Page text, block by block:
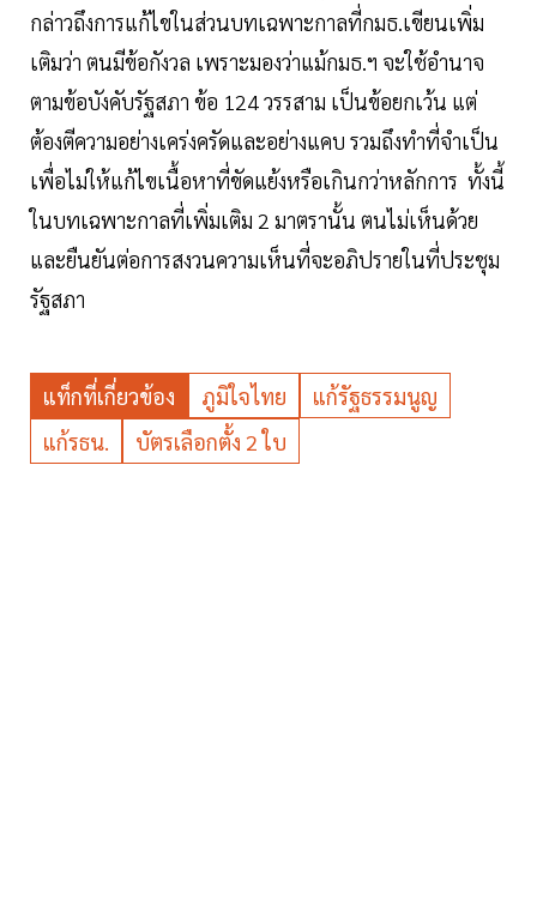
กล่าวถึงการแก้ไขในส่วนบทเฉพาะกาลที่กมธ.เขียนเพิ่ม
เติมว่า ตนมีข้อกังวล เพราะมองว่าแม้กมธ.ฯ จะใช้อำนาจ
ตามข้อบังคับรัฐสภา ข้อ 124 วรรสาม เป็นข้อยกเว้น แต่
ต้องตีความอย่างเคร่งครัดและอย่างแคบ รวมถึงทำที่จำเป็น
เพื่อไม่ให้แก้ไขเนื้อหาที่ขัดแย้งหรือเกินกว่าหลักการ ทั้งนี้
ในบทเฉพาะกาลที่เพิ่มเติม 2 มาตรานั้น ตนไม่เห็นด้วย
และยืนยันต่อการสงวนความเห็นที่จะอภิปรายในที่ประชุม
รัฐสภา
แท็กที่เกี่ยวข้อง ภูมิใจไทย
แก้รัฐธรรมนูญ
แก้รธน.
บัตรเลือกตั้ง 2 ใบ